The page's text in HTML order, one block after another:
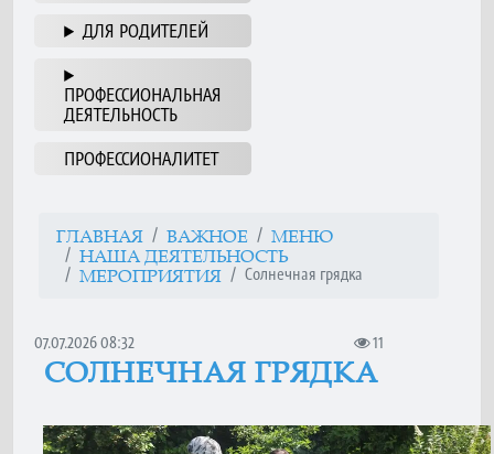
ДЛЯ РОДИТЕЛЕЙ
ПРОФЕССИОНАЛЬНАЯ
ДЕЯТЕЛЬНОСТЬ
ПРОФЕССИОНАЛИТЕТ
ГЛАВНАЯ ВАЖНОЕ
МЕНЮ
НАША ДЕЯТЕЛЬНОСТЬ
МЕРОПРИЯТИЯ
Солнечная грядка
07.07.2026 08:32 11
СОЛНЕЧНАЯ ГРЯДКА